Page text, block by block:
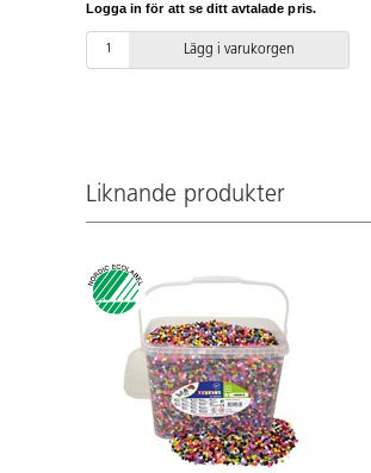
midirörpärlor. Mått: B19xL24xH15,5
cm. Av PP. PVC-fri.
Logga in för att se ditt avtalade pris.
Lägg i varukorgen
Liknande produkter